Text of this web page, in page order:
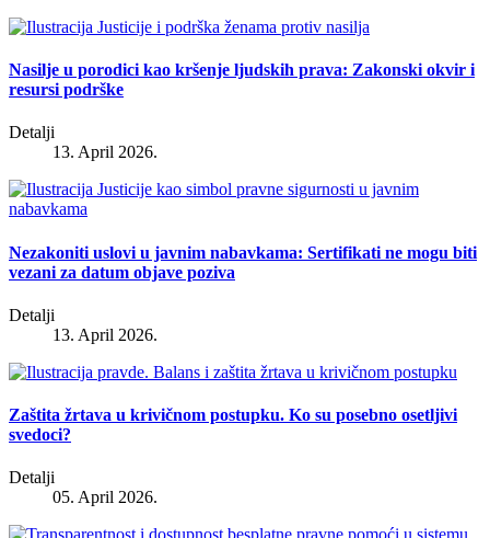
Nasilje u porodici kao kršenje ljudskih prava: Zakonski okvir i
resursi podrške
Detalji
13. April 2026.
Nezakoniti uslovi u javnim nabavkama: Sertifikati ne mogu biti
vezani za datum objave poziva
Detalji
13. April 2026.
Zaštita žrtava u krivičnom postupku. Ko su posebno osetljivi
svedoci?
Detalji
05. April 2026.